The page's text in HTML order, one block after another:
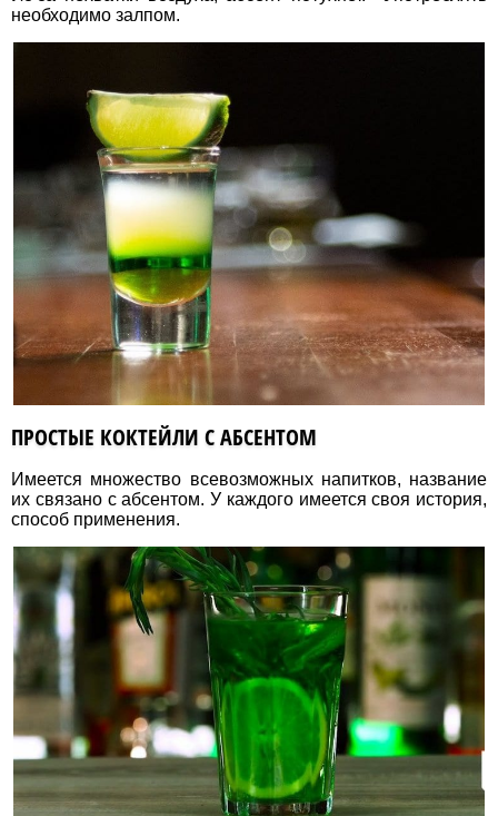
необходимо залпом.
ПРОСТЫЕ КОКТЕЙЛИ С АБСЕНТОМ
Имеется множество всевозможных напитков, название
их связано с абсентом. У каждого имеется своя история,
способ применения.